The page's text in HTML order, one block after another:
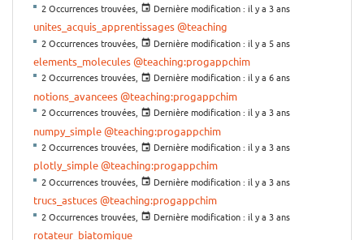
2 Occurrences trouvées, Dernière modification : il y a 3 ans
unites_acquis_apprentissages@teaching
2 Occurrences trouvées, Dernière modification : il y a 5 ans
elements_molecules@teaching:progappchim
2 Occurrences trouvées, Dernière modification : il y a 6 ans
notions_avancees@teaching:progappchim
2 Occurrences trouvées, Dernière modification : il y a 3 ans
numpy_simple@teaching:progappchim
2 Occurrences trouvées, Dernière modification : il y a 3 ans
plotly_simple@teaching:progappchim
2 Occurrences trouvées, Dernière modification : il y a 3 ans
trucs_astuces@teaching:progappchim
2 Occurrences trouvées, Dernière modification : il y a 3 ans
rotateur_biatomique